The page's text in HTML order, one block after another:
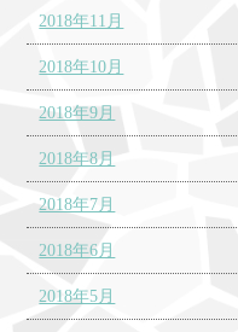
2018年11月
2018年10月
2018年9月
2018年8月
2018年7月
2018年6月
2018年5月